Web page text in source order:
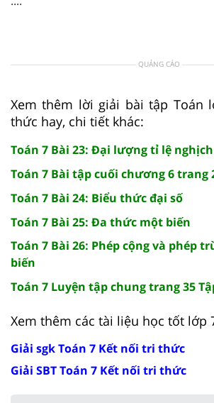
QUẢNG CÁO
Xem thêm lời giải bài tập Toán
thức hay, chi tiết khác:
Toán 7 Bài 23: Đại lượng tỉ lệ nghịch
Toán 7 Bài tập cuối chương 6 trang
Toán 7 Bài 24: Biểu thức đại số
Toán 7 Bài 25: Đa thức một biến
Toán 7 Bài 26: Phép cộng và phép
biến
Toán 7 Luyện tập chung trang 35
Xem thêm các tài liệu học tốt lớp
Giải sgk Toán 7 Kết nối tri thức
Giải SBT Toán 7 Kết nối tri thức